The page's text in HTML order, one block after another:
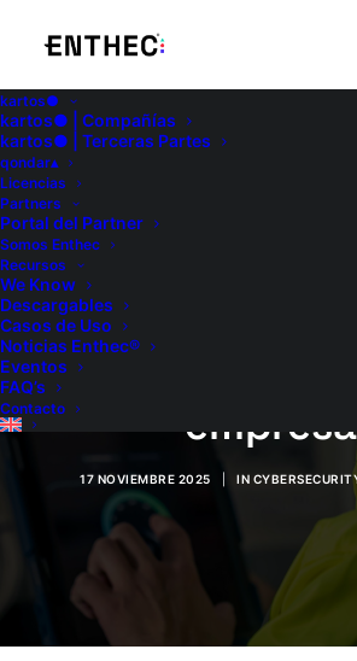
kartos●
kartos● | Compañías
kartos● | Terceras Partes
qondar▴
Licencias
Partners
Portal del Partner
Somos Enthec
Recursos
We Know
Descargables
Casos de Uso
Noticias Enthec®
Eventos
FAQ’s
Contacto
Cómo
empresa
17 NOVIEMBRE 2025 IN